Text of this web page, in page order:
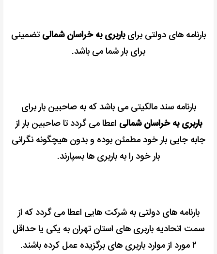
بارنامه های دولتی برایباربری به خراسان شمالیتضمینی
برای بار شما می باشد.
بارنامه سند مالکیتی می باشد که به صاحبین بار برای
باربری به خراسان شمالی اعطا می گردد تا صاحبین بار از
جابه جایی بار خود مطمئن بوده و بدون هیچگونه نگرانی
بار خود را به باربری ها بسپارند.
بارنامه های دولتی به شرکت هایی اعطا می گردد که از
سمت اتحادیه باربری های استان تهران به یکی یا حداقل
۲ مورد از موارد باربری های برگزیده عمل کرده باشند.